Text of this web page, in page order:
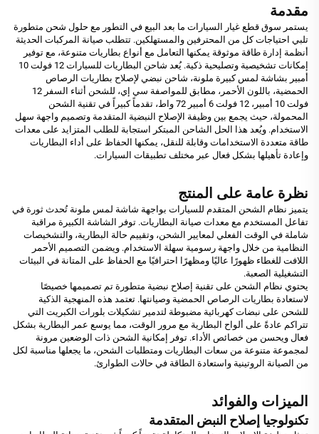
مقدمة
يستمر سوق قطع غيار السيارات ما بعد البيع في التطور مع حلول شحن متطورة
تلبي احتياجات كل من المحترفين والمستهلكين. تتطلب صيانة المركبات الحديثة
أنظمة إدارة طاقة موثوقة يمكنها التعامل مع أنواع بطاريات متنوعة، مع توفير
إمكانات تشخيصية وتصليحية ذكية. يُعد شاحن البطاريات للسيارات 12 فولت 10
أمبير بشاشة لمس كبيرة ملونة، شاحن نبضي لإصلاح بطاريات الرصاص
الحمضية، باللون الأحمر، مطابق للمواصفة سي إي، للشحن أثناء السفر 12
فولت 10 أمبير، 12 فولت 6 أمبير 72 واط، تقدماً كبيراً في تقنية الشحن
المحمولة، حيث يجمع بين وظيفة الإصلاح النبضية المتقدمة وتصميم واجهة سهل
الاستخدام. ويُعد هذا الحل الشاحن المبتكر استجابة للطلب المتزايد على معدات
طاقة متعددة الاستخدامات وقابلة للنقل، يمكنها الحفاظ على أداء البطاريات
وإعادة تأهيلها بشكل فعال عبر مختلف تطبيقات السيارات.
نظرة عامة على المنتج
يتميز نظام الشحن المتقدم للسيارات بواجهة شاشة لمس ملونة تُحدث ثورة في
تفاعل المستخدم مع معدات صيانة البطاريات. توفر الشاشة الكبيرة مراقبة
شاملة في الوقت الفعلي لمعايير الشحن، وتقييم حالة البطارية، والتشخيصات
النظامية من خلال واجهة رسومية سهلة الاستخدام. ويضمن التصميم الأحمر
اللافت للغطاء ظهورًا عاليًا ومظهرًا احترافيًا مع الحفاظ على المتانة في البيئات
التشغيلية الصعبة.
يحتوي نظام الشحن على تقنية إصلاح نبضية متطورة تم تصميمها خصيصًا
لاستعادة بطاريات الرصاص الحمضية وصيانتها. تعتمد هذه المنهجية الذكية
للشحن على نبضات كهربائية مضبوطة لتدمير تشكيلات بلورات الكبريت التي
تتراكم عادةً على ألواح البطارية مع مرور الوقت، مما يوسع عمر البطارية بشكل
فعال ويحسن من خصائص الأداء. توفر إمكانية الشحن ذات الوضعين مرونة
لمجموعة متنوعة من سعات البطاريات ومتطلبات الشحن، ما يجعلها مناسبة لكل
من الصيانة الروتينية واستعادة الطاقة في حالات الطوارئ.
الميزات والفوائد
تكنولوجيا إصلاح النبض المتقدمة